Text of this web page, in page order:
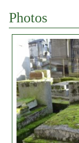
Photos